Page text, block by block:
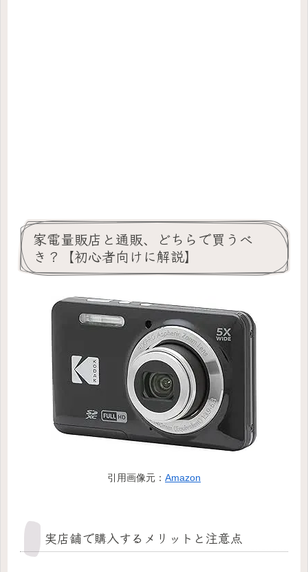
家電量販店と通販、どちらで買うべ
き？【初心者向けに解説】
引用画像元： Amazon
実店舗で購入するメリットと注意点